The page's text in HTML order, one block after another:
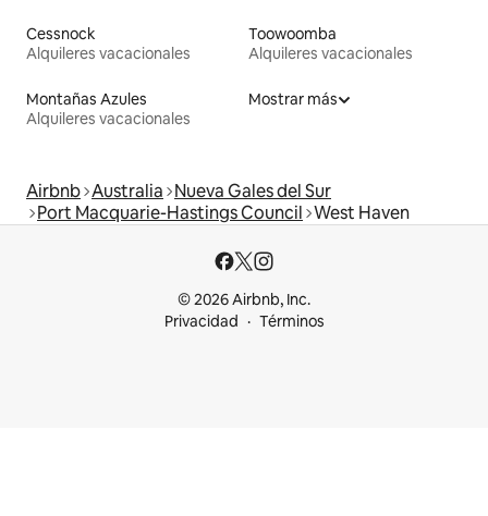
Cessnock
Alquileres vacacionales
Toowoomba
Alquileres vacacionales
Montañas Azules
Alquileres vacacionales
Mostrar más
Airbnb Australia Nueva Gales del Sur
Port Macquarie-Hastings Council West Haven
© 2026 Airbnb, Inc.
Privacidad
Términos